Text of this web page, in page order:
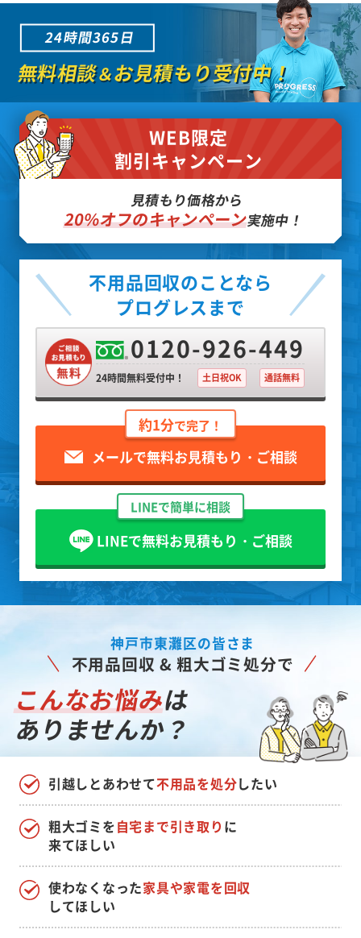
24時間365日
無料相談＆お見積もり受付中！
WEB限定
割引キャンペーン
見積もり価格から
20%オフのキャンペーン実施中！
不用品回収のことなら
プログレスまで
0120-926-449
24時間無料受付中！ 土日祝OK 通話無料
約1分で完了！
メールで無料お見積もり・ご相談
LINEで簡単に相談
LINEで無料お見積もり・ご相談
神戸市東灘区の皆さま
不用品回収 & 粗大ゴミ処分で
こんなお悩みは
ありませんか？
引越しとあわせて不用品を処分したい
使わなくなった家具や家電を回収
してほしい
粗大ゴミを自宅まで引き取り に
来てほしい